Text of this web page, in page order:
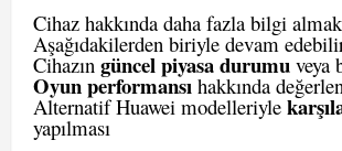
Cihaz hakkında daha fazla bilgi
Aşağıdakilerden biriyle devam
Cihazın güncel piyasa durumu veya
Oyun performansı hakkında
Alternatif Huawei modelleriyle
yapılması